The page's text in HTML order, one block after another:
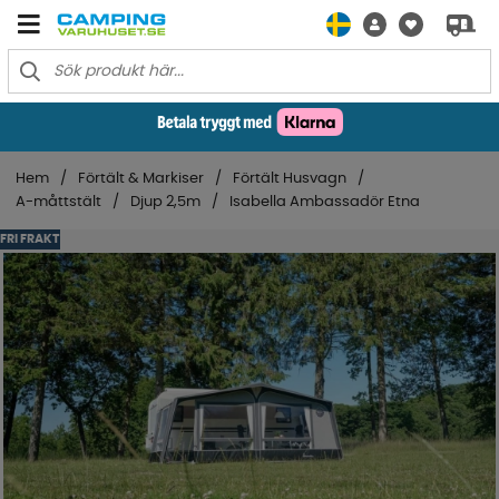
Hem Förtält & Markiser
Förtält Husvagn
A-måttstält
Djup 2,5m Isabella Ambassadör Etna
FRI FRAKT